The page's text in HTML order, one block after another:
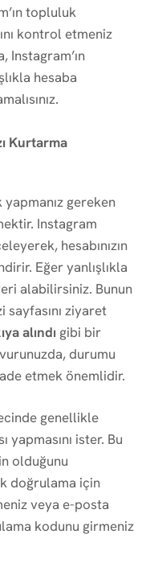
topluluk
kontrol etmeniz
Instagram’ın
hesaba
Kurtarma
yapmanız gereken
Instagram
hesabınızın
Eğer yanlışlıkla
geri alabilirsiniz. Bunun
sayfasını ziyaret
alındı gibi bir
durumu
etmek önemlidir.
genellikle
yapmasını ister. Bu
olduğunu
doğrulama için
veya e-posta
kodunu girmeniz